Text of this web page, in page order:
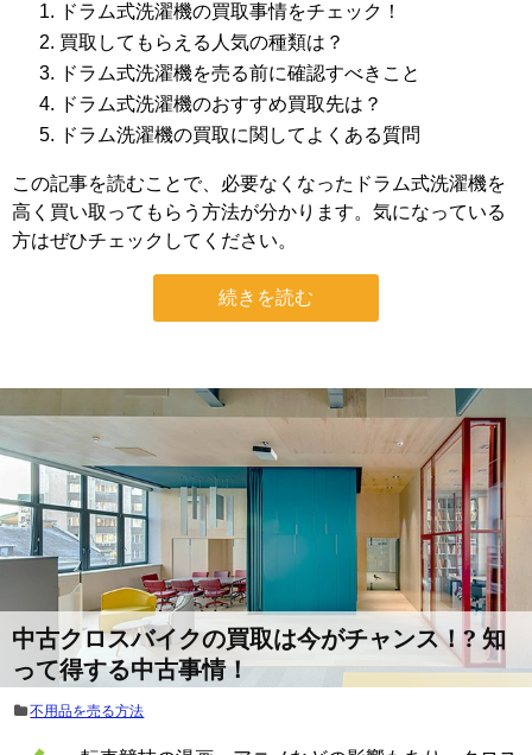
ドラム式洗濯機の買取事情をチェック！
買取してもらえる人気の種類は？
ドラム式洗濯機を売る前に確認すべきこと
ドラム式洗濯機のおすすめ買取先は？
ドラム洗濯機の買取に関してよくある質問
この記事を読むことで、必要なくなったドラム式洗濯機を
高く買い取ってもらう方法が分かります。気になっている
方はぜひチェックしてください。
続きを読む
中古クロスバイクの買取は今がチャンス！? 知
って得する中古事情！
不用品を売る方法